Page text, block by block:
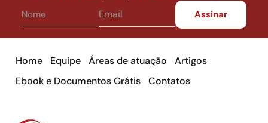
Home Equipe Áreas de atuação
Artigos
Ebook e Documentos Grátis
Contatos